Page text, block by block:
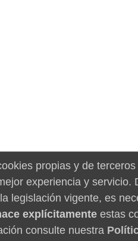
propias y de
experiencia y servicio.
legislación vigente, es
explícitamenteestas
consulte nuestra